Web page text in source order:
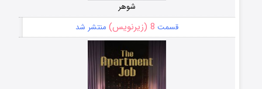
شوهر
قسمت 8 (زیرنویس) منتشر شد